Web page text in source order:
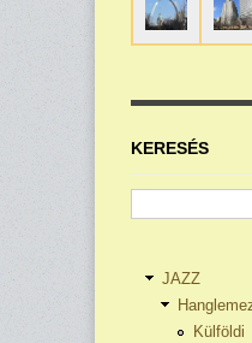
KERESÉS
JAZZ
Külföldi